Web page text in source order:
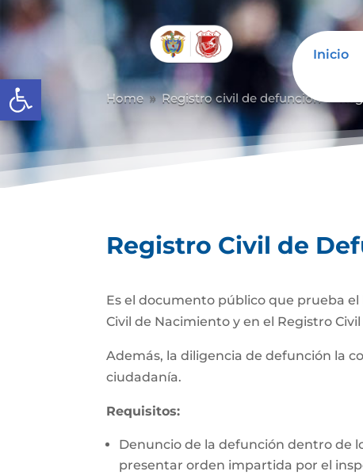
Abrir barra de herramientas
Inicio
Home 9 Registro civil de defunción 9
Registro Civil de
Es el documento público que prueba
Civil de Nacimiento y en el Registro
Además, la diligencia de defunción la
ciudadanía.
Requisitos:
Denuncio de la defunción dentro de
presentar orden impartida por el